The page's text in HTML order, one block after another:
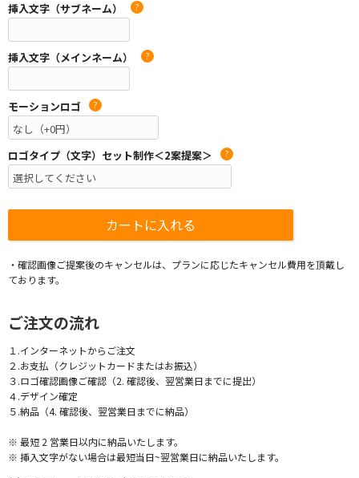
挿入文字（サブネーム） ?
挿入文字（メインネーム） ?
モーションロゴ ?
ロゴタイプ（文字）セット制作＜2案提案＞ ?
・確認画像ご提案後のキャンセルは、プランに応じたキャンセル費用を頂戴し
ております。
ご注文の流れ
１.インターネットからご注文
２.お支払（クレジットカードまたはお振込）
３.ロゴ確認画像ご確認（2. 確認後、翌営業日までに提出）
４.デザイン確定
５.納品（4. 確認後、翌営業日までに納品）
※ 最短 2 営業日以内に納品いたします。
※ 挿入文字がない場合は最短当日~翌営業日に納品いたします。